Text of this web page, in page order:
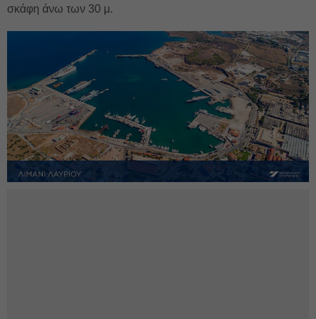
σκάφη άνω των 30 μ.